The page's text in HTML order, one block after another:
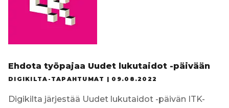
Ehdota työpajaa Uudet lukutaidot -päivään
DIGIKILTA-TAPAHTUMAT | 09.08.2022
Digikilta järjestää Uudet lukutaidot -päivän ITK-